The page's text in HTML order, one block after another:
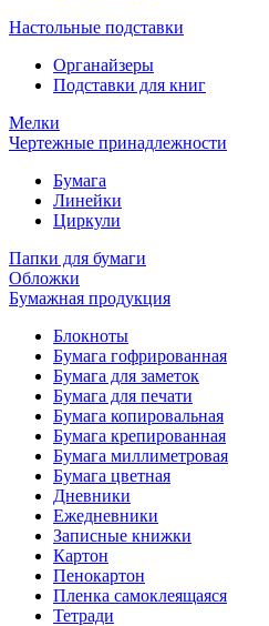
Настольные подставки
Органайзеры
Подставки для книг
Мелки
Чертежные принадлежности
Бумага
Линейки
Циркули
Папки для бумаги
Обложки
Бумажная продукция
Блокноты
Бумага гофрированная
Бумага для заметок
Бумага для печати
Бумага копировальная
Бумага крепированная
Бумага миллиметровая
Бумага цветная
Дневники
Ежедневники
Записные книжки
Картон
Пенокартон
Пленка самоклеящаяся
Тетради